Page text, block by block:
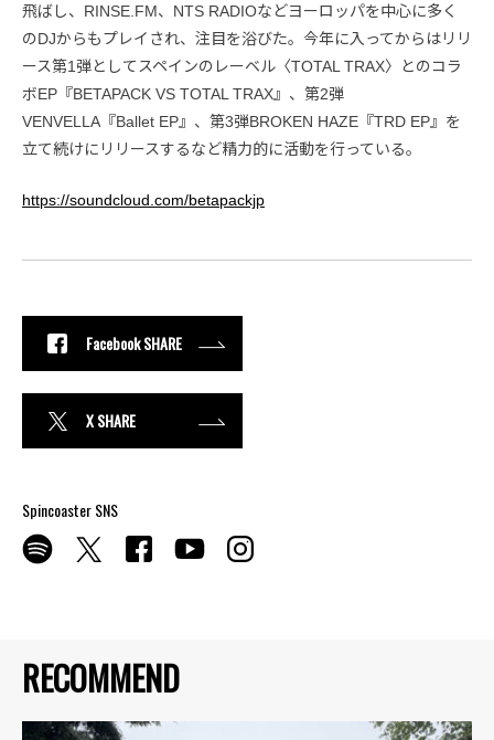
RECOMMEND
飛ばし、RINSE.FM、NTS RADIOなどヨーロッパを中心に多く
のDJからもプレイされ、注目を浴びた。今年に入ってからはリリ
ース第1弾としてスペインのレーベル〈TOTAL TRAX〉とのコラ
ボEP『BETAPACK VS TOTAL TRAX』、第2弾
VENVELLA『Ballet EP』、第3弾BROKEN HAZE『TRD EP』を
立て続けにリリースするなど精力的に活動を行っている。
https://soundcloud.com/betapackjp
Facebook SHARE
X SHARE
Spincoaster SNS